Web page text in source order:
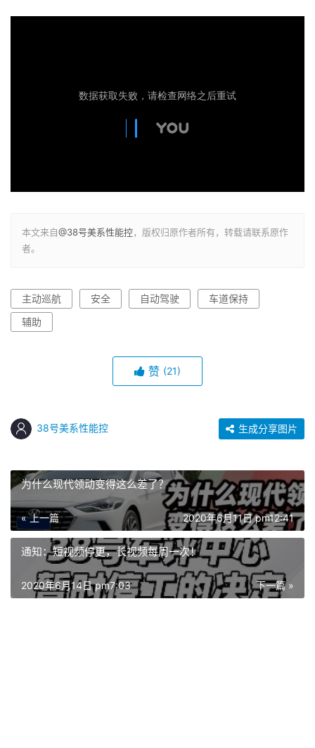
本文来自@38号美系性能控，版权归原作者所有，转载请联系原作
者。
主动巡航 安全 自动驾驶
车道保持
辅助
赞 (21)
38号美系性能控 生成分享图片
为什么现代领动变得这么差了？
« 上一篇 2020年6月11日 pm12:41
通知：短视频停更，长视频每周一次！
下一篇 »
2020年6月14日 pm7:03